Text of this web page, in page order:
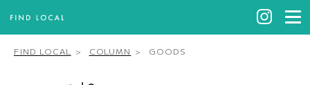
FIND LOCAL COLUMN GOODS